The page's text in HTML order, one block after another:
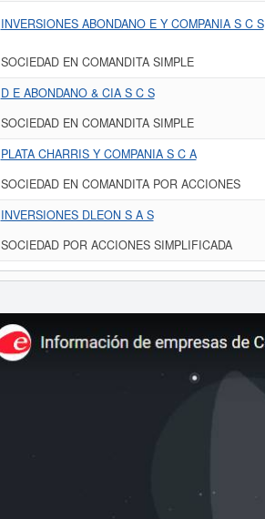
INVERSIONES ABONDANO E Y COMPANIA S C S
SOCIEDAD EN COMANDITA SIMPLE
D E ABONDANO & CIA S C S
SOCIEDAD EN COMANDITA SIMPLE
PLATA CHARRIS Y COMPANIA S C A
SOCIEDAD EN COMANDITA POR ACCIONES
INVERSIONES DLEON S A S
SOCIEDAD POR ACCIONES SIMPLIFICADA